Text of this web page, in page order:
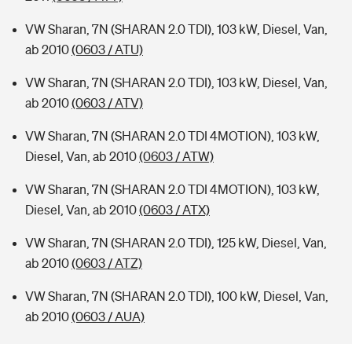
VW Sharan, 7N (SHARAN 2.0 TDI), 103 kW, Diesel, Van,
ab 2010(0603 / ATU)
VW Sharan, 7N (SHARAN 2.0 TDI), 103 kW, Diesel, Van,
ab 2010(0603 / ATV)
VW Sharan, 7N (SHARAN 2.0 TDI 4MOTION), 103 kW,
Diesel, Van, ab 2010(0603 / ATW)
VW Sharan, 7N (SHARAN 2.0 TDI 4MOTION), 103 kW,
Diesel, Van, ab 2010(0603 / ATX)
VW Sharan, 7N (SHARAN 2.0 TDI), 125 kW, Diesel, Van,
ab 2010(0603 / ATZ)
VW Sharan, 7N (SHARAN 2.0 TDI), 100 kW, Diesel, Van,
ab 2010(0603 / AUA)